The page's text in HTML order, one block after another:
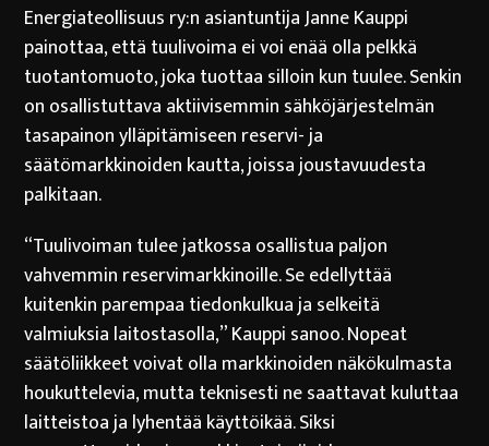
Energiateollisuus ry:n asiantuntija Janne Kauppi
painottaa, että tuulivoima ei voi enää olla pelkkä
tuotantomuoto, joka tuottaa silloin kun tuulee. Senkin
on osallistuttava aktiivisemmin sähköjärjestelmän
tasapainon ylläpitämiseen reservi- ja
säätömarkkinoiden kautta, joissa joustavuudesta
palkitaan.
“Tuulivoiman tulee jatkossa osallistua paljon
vahvemmin reservimarkkinoille. Se edellyttää
kuitenkin parempaa tiedonkulkua ja selkeitä
valmiuksia laitostasolla,” Kauppi sanoo. Nopeat
säätöliikkeet voivat olla markkinoiden näkökulmasta
houkuttelevia, mutta teknisesti ne saattavat kuluttaa
laitteistoa ja lyhentää käyttöikää. Siksi